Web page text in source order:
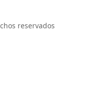
reservados